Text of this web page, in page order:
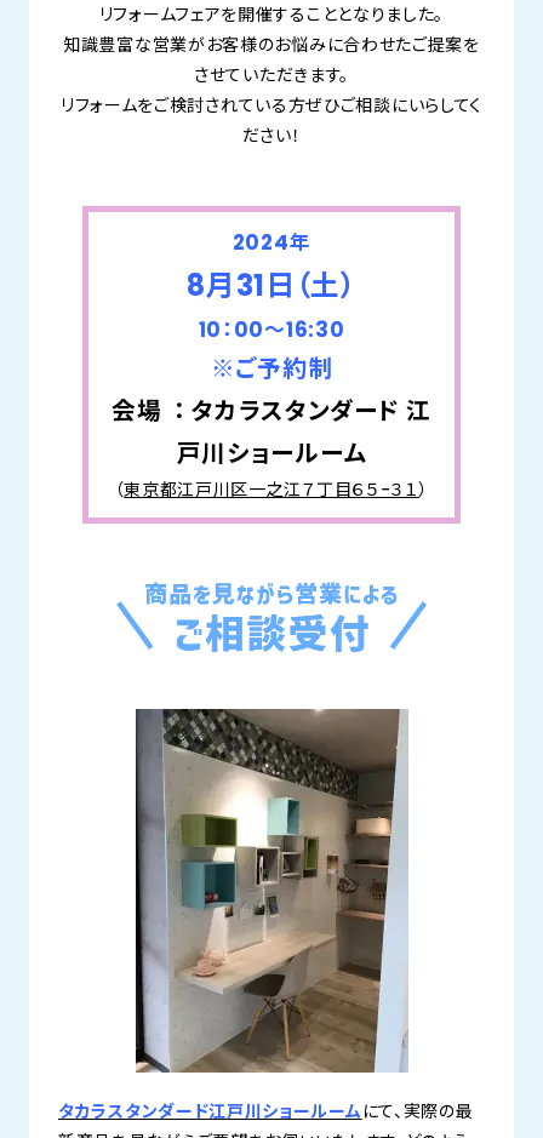
リフォームフェアを開催することとなりました。
知識豊富な営業がお客様のお悩みに合わせたご提案を
させていただきます。
リフォームをご検討されている方ぜひご相談にいらしてく
ださい！
2024年
8月31日（土）
10：00～16:30
※ご予約制
会場 ： タカラスタンダード 江
戸川ショールーム
（東京都江戸川区一之江７丁目６５−３１）
タカラスタンダード江戸川ショールームにて、実際の最